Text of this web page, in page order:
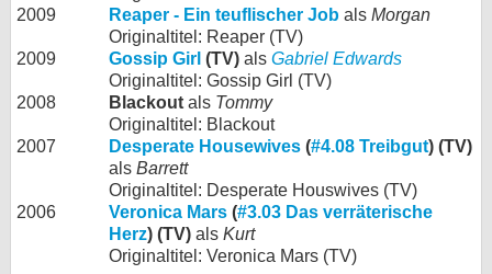
2009
Reaper - Ein teuflischer Job als Morgan
Originaltitel: Reaper (TV)
2009
Gossip Girl (TV) als Gabriel Edwards
Originaltitel: Gossip Girl (TV)
2008
Blackout als Tommy
Originaltitel: Blackout
2007
Desperate Housewives (#4.08 Treibgut) (TV)
als Barrett
Originaltitel: Desperate Houswives (TV)
2006
Veronica Mars (#3.03 Das verräterische
Herz) (TV) als Kurt
Originaltitel: Veronica Mars (TV)